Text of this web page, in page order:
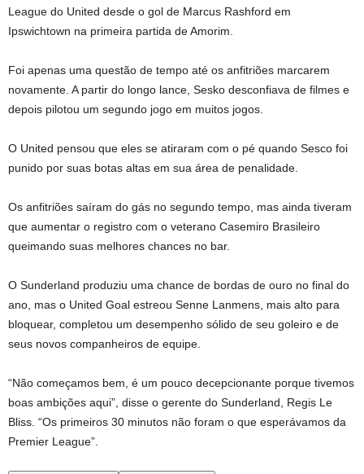
League do United desde o gol de Marcus Rashford em
Ipswichtown na primeira partida de Amorim.
Foi apenas uma questão de tempo até os anfitriões marcarem
novamente. A partir do longo lance, Sesko desconfiava de filmes e
depois pilotou um segundo jogo em muitos jogos.
O United pensou que eles se atiraram com o pé quando Sesco foi
punido por suas botas altas em sua área de penalidade.
Os anfitriões saíram do gás no segundo tempo, mas ainda tiveram
que aumentar o registro com o veterano Casemiro Brasileiro
queimando suas melhores chances no bar.
O Sunderland produziu uma chance de bordas de ouro no final do
ano, mas o United Goal estreou Senne Lanmens, mais alto para
bloquear, completou um desempenho sólido de seu goleiro e de
seus novos companheiros de equipe.
“Não começamos bem, é um pouco decepcionante porque tivemos
boas ambições aqui”, disse o gerente do Sunderland, Regis Le
Bliss. “Os primeiros 30 minutos não foram o que esperávamos da
Premier League”.